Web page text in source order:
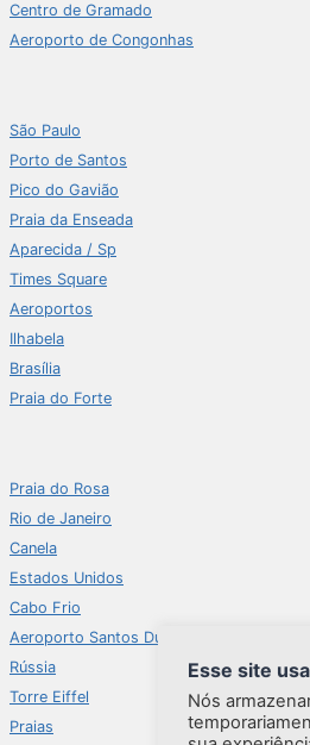
Centro de Gramado
Aeroporto de Congonhas
São Paulo
Porto de Santos
Pico do Gavião
Praia da Enseada
Aparecida / Sp
Times Square
Aeroportos
Ilhabela
Brasília
Praia do Forte
Praia do Rosa
Rio de Janeiro
Canela
Estados Unidos
Cabo Frio
Aeroporto Santos Dumont
Rússia
Torre Eiffel
Praias
Esse site
Nós